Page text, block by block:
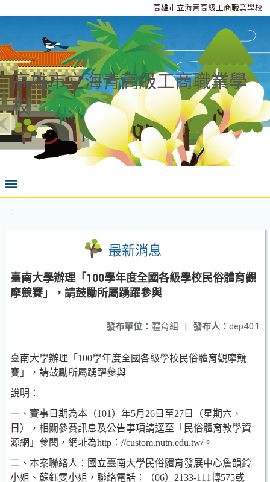
高雄市立海青高級工商職業學校
高雄市立海青高級工商職業學
校
:::
最新消息
臺南大學辦理「100學年度全國各級學校民俗體育觀
摩競賽」，請鼓勵所屬踴躍參與
發布人： dep401
發布單位： 體育組 |
臺南大學辦理「100學年度全國各級學校民俗體育觀摩競
賽」，請鼓勵所屬踴躍參與
說明：
一、 賽事日期為本（101 ）年5月 26 日至27 日（星期六、
日），相關參賽訊息及公告事項請逕至「民俗體育教學資
源網」參閱，網址為http ： //custom.nutn.edu.tw/。
二、 本案聯絡人：國立臺南大學民俗體育發展中心詹韻鈴
小姐、蘇鈺雯小姐，聯絡電話：（06） 2133-111轉575或